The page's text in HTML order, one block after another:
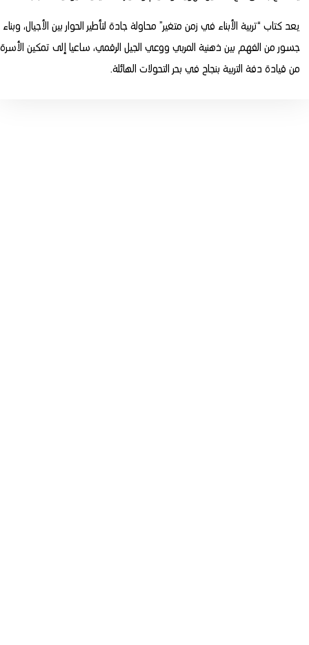
يعد كتاب “تربية الأبناء في زمن متغير” محاولة جادة لتأطير الحوار بين الأجيال، وبناء
جسور من الفهم بين ذهنية المربي ووعي الجيل الرقمي، ساعيا إلى تمكين الأسرة
من قيادة دفة التربية بنجاح في بحر التحولات الهائلة.